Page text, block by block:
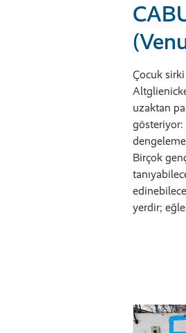
Çocuk
uzaktan
gösteriyor:
Birçok
yerdir;